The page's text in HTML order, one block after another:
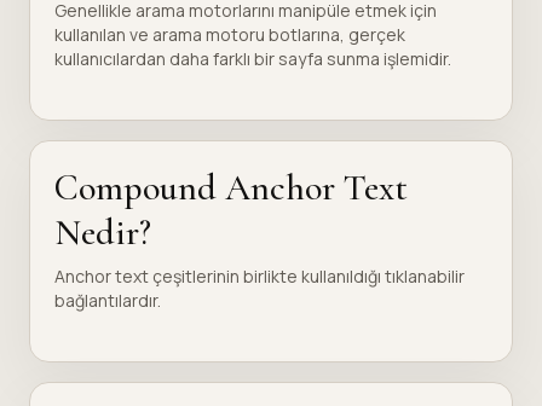
Genellikle arama motorlarını manipüle etmek için
kullanılan ve arama motoru botlarına, gerçek
kullanıcılardan daha farklı bir sayfa sunma işlemidir.
Compound Anchor Text
Nedir?
Anchor text çeşitlerinin birlikte kullanıldığı tıklanabilir
bağlantılardır.